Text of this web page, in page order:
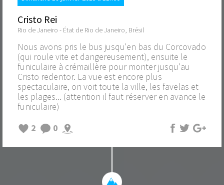
Cristo Rei
Rio de Janeiro - État de Rio de Janeiro, Brésil
Nous avons pris le bus jusqu'en bas du Corcovado
(qui roule vite et dangereusement), ensuite le
funiculaire à crémaillère pour monter jusqu'au
Cristo redentor. La vue est encore plus
spectaculaire, on voit toute la ville, les favelas et
les plages... (attention il faut réserver en avance le
funiculaire)
2
0